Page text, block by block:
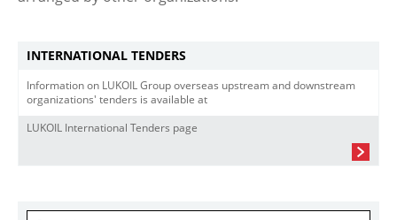
INTERNATIONAL TENDERS
Information on LUKOIL Group overseas upstream and downstream
organizations' tenders is available at
LUKOIL International Tenders page